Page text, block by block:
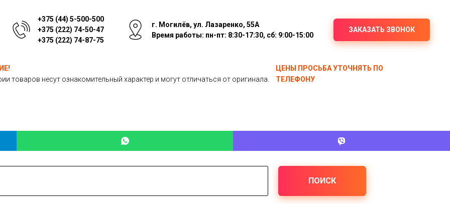
+375 (44) 5-500-500
+375 (222) 74-50-47
+375 (222) 74-87-75
г. Могилёв, ул. Лазаренко, 55А
Время работы: пн-пт: 8:30-17:30, сб: 9:00-15:00
ЗАКАЗАТЬ ЗВОНОК
ЦЕНЫ ПРОСЬБА УТОЧНЯТЬ ПО
ТЕЛЕФОНУ
товаров несут ознакомительный характер и могут отличаться от оригинала.
ПОИСК